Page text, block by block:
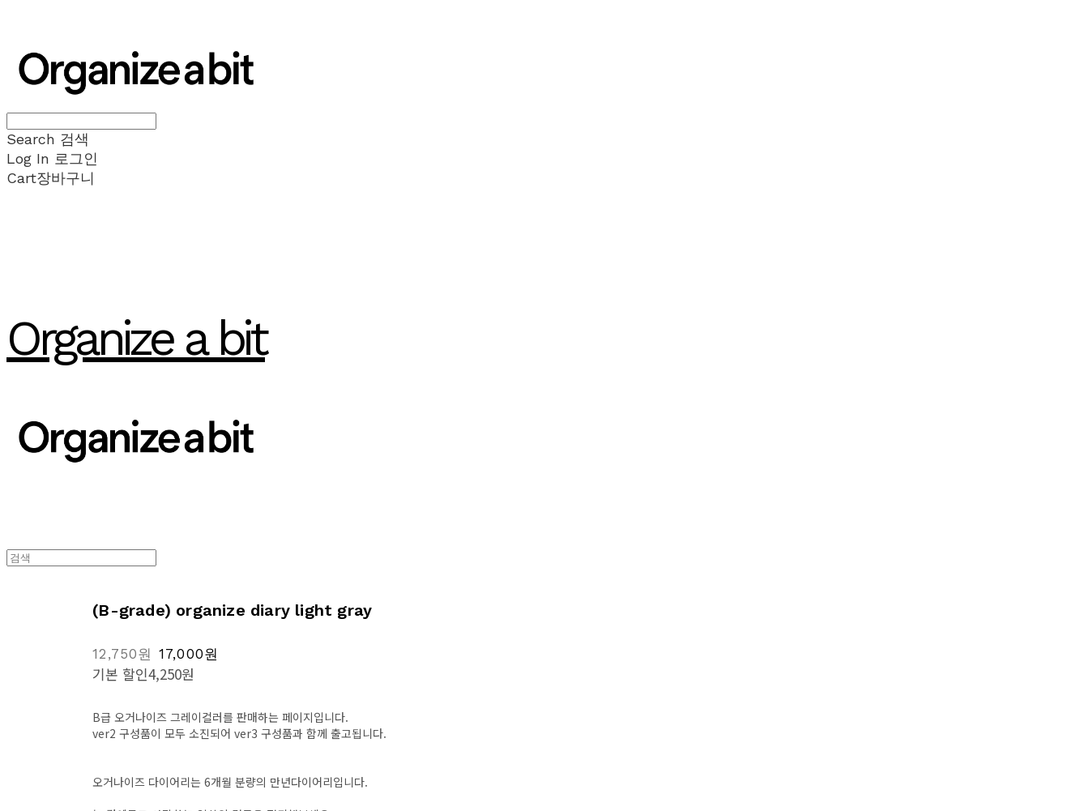
Search 검색
Log In 로그인
Cart장바구니
Organize a bit
(B-grade) organize diary light gray
12,750원 17,000원
기본 할인4,250원
B급 오거나이즈 그레이컬러를 판매하는 페이지입니다.
ver2 구성품이 모두 소진되어 ver3 구성품과 함께 출고됩니다.
오거나이즈 다이어리는 6개월 분량의 만년다이어리입니다.